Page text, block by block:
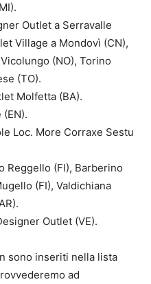
Outlet a Serravalle
Village a Mondovì (CN),
(NO), Torino
(TO).
Molfetta (BA).
Loc. More Corraxe Sestu
Reggello (FI), Barberino
(FI), Valdichiana
Outlet (VE).
sono inseriti nella lista
ad